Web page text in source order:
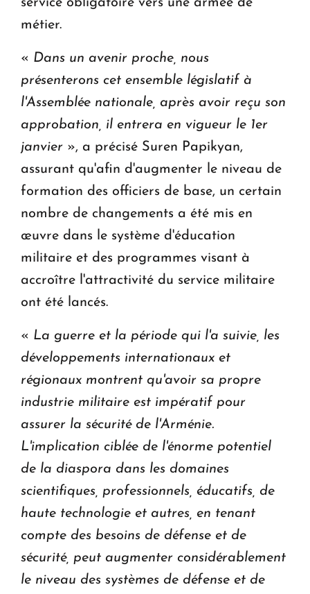
métier.
« Dans un avenir proche, nous
présenterons cet ensemble législatif à
l'Assemblée nationale, après avoir reçu son
approbation, il entrera en vigueur le 1er
janvier », a précisé Suren Papikyan,
assurant qu'afin d'augmenter le niveau de
formation des officiers de base, un certain
nombre de changements a été mis en
œuvre dans le système d'éducation
militaire et des programmes visant à
accroître l'attractivité du service militaire
ont été lancés.
« La guerre et la période qui l'a suivie, les
développements internationaux et
régionaux montrent qu'avoir sa propre
industrie militaire est impératif pour
assurer la sécurité de l'Arménie.
L'implication ciblée de l'énorme potentiel
de la diaspora dans les domaines
scientifiques, professionnels, éducatifs, de
haute technologie et autres, en tenant
compte des besoins de défense et de
sécurité, peut augmenter considérablement
le niveau des systèmes de défense et de